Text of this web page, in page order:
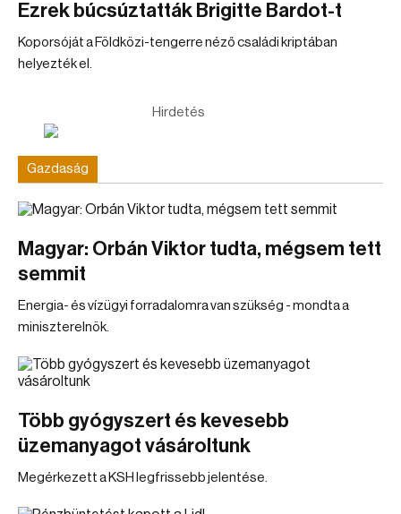
Ezrek búcsúztatták Brigitte Bardot-t
Koporsóját a Földközi-tengerre néző családi kriptában
helyezték el.
Hirdetés
Gazdaság
Magyar: Orbán Viktor tudta, mégsem tett
semmit
Energia- és vízügyi forradalomra van szükség - mondta a
miniszterelnök.
Több gyógyszert és kevesebb
üzemanyagot vásároltunk
Megérkezett a KSH legfrissebb jelentése.